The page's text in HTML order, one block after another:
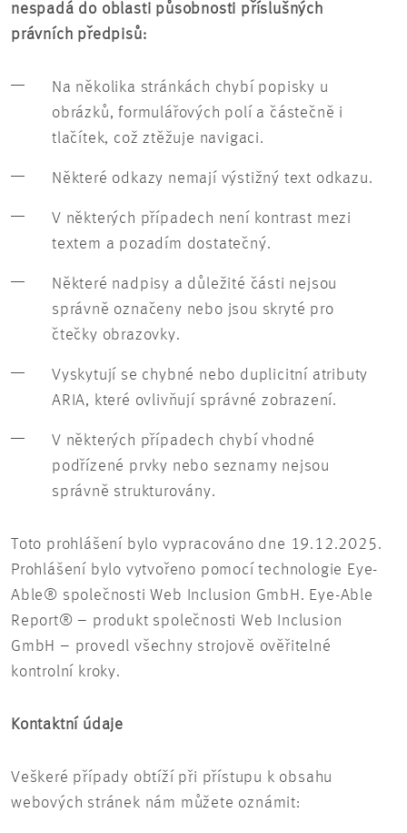
nespadá do oblasti působnosti příslušných
právních předpisů:
Na několika stránkách chybí popisky u
obrázků, formulářových polí a částečně i
tlačítek, což ztěžuje navigaci.
Některé odkazy nemají výstižný text odkazu.
V některých případech není kontrast mezi
textem a pozadím dostatečný.
Některé nadpisy a důležité části nejsou
správně označeny nebo jsou skryté pro
čtečky obrazovky.
Vyskytují se chybné nebo duplicitní atributy
ARIA, které ovlivňují správné zobrazení.
V některých případech chybí vhodné
podřízené prvky nebo seznamy nejsou
správně strukturovány.
Toto prohlášení bylo vypracováno dne 19.12.2025.
Prohlášení bylo vytvořeno pomocí technologie Eye-
Able® společnosti Web Inclusion GmbH. Eye-Able
Report® – produkt společnosti Web Inclusion
GmbH – provedl všechny strojově ověřitelné
kontrolní kroky.
Kontaktní údaje
Veškeré případy obtíží při přístupu k obsahu
webových stránek nám můžete oznámit: